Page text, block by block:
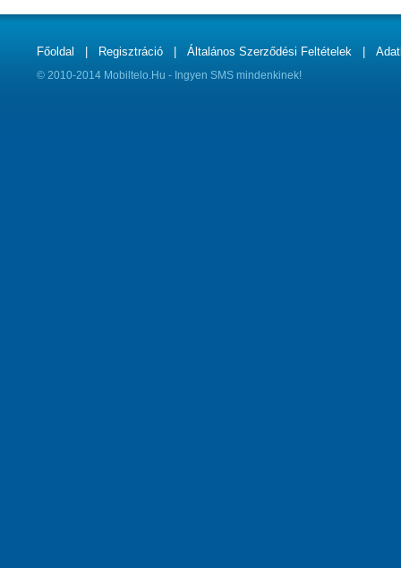
Főoldal | Regisztráció | Általános Szerződési Feltételek |
© 2010-2014 Mobiltelo.Hu - Ingyen SMS mindenkinek!